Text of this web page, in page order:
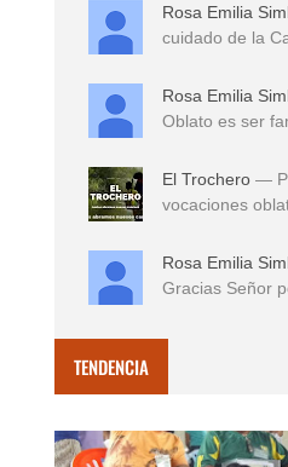
Rosa Emilia
cuidado de la
Rosa Emilia
Oblato es ser
El Trochero — Pidamos por las
vocaciones
Rosa Emilia
Gracias Señor
TENDENCIA